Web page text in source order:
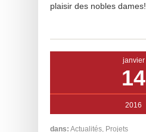
plaisir des nobles dames!
janvier
14
2016
dans: Actualités Projets